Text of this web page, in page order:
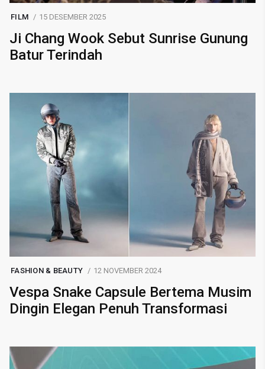
FILM 15 DESEMBER 2025
Ji Chang Wook Sebut Sunrise Gunung
Batur Terindah
FASHION & BEAUTY 12 NOVEMBER 2024
Vespa Snake Capsule Bertema Musim
Dingin Elegan Penuh Transformasi